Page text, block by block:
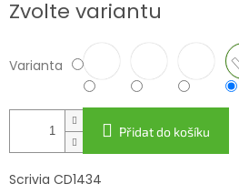
cena:
Zvolte variantu
Varianta
Přidat do košíku
Scrivia CD1434